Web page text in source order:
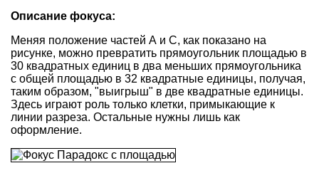
Описание фокуса:
Меняя положение частей А и С, как показано на
рисунке, можно превратить прямоугольник площадью в
30 квадратных единиц в два меньших прямоугольника
с общей площадью в 32 квадратные единицы, получая,
таким образом, "выигрыш" в две квадратные единицы.
Здесь играют роль только клетки, примыкающие к
линии разреза. Остальные нужны лишь как
оформление.